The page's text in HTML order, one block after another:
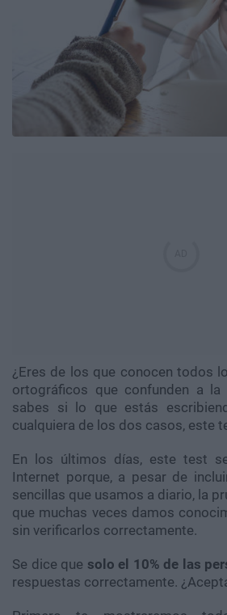
¿Eres de los que conocen todos
ortográficos que confunden a la
sabes si lo que estás
cualquiera de los dos casos, este
En los últimos días, este test
Internet porque, a pesar de
sencillas que usamos a diario, la
que muchas veces damos
sin verificarlos correctamente.
Se dice que solo el 10% de las
respuestas correctamente.